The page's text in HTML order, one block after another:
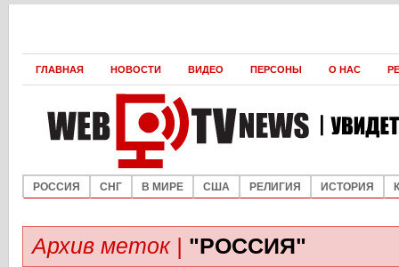
ГЛАВНАЯ НОВОСТИ ВИДЕО ПЕРСОНЫ О НАС
РОССИЯ СНГ В МИРЕ США РЕЛИГИЯ ИСТОРИЯ
Архив меток | "РОССИЯ"